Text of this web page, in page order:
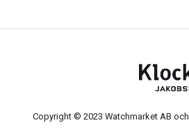
Copyright © 2023 Watchmarket AB